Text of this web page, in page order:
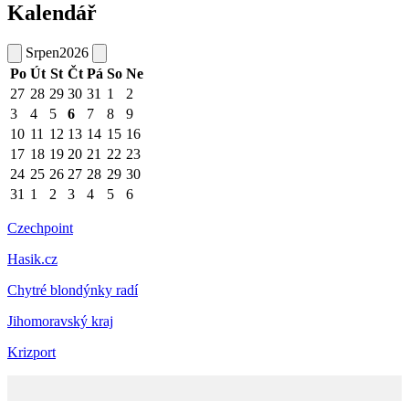
Kalendář
Srpen2026
Po Út St Čt Pá So Ne
27 28 29 30 31 1
2
3
4 5 6 7 8
9
10 11 12 13 14 15 16
17 18 19 20 21 22 23
24 25 26 27 28 29 30
31 1 2 3 4 5 6
Czechpoint
Hasik.cz
Chytré blondýnky radí
Jihomoravský kraj
Krizport